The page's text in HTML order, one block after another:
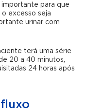
para que
excesso seja
urinar com
terá uma série
20 a 40 minutos,
24 horas após